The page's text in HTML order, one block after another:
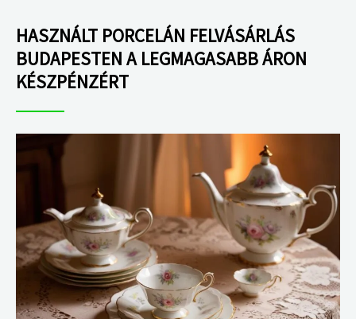
HASZNÁLT PORCELÁN FELVÁSÁRLÁS
BUDAPESTEN A LEGMAGASABB ÁRON
KÉSZPÉNZÉRT